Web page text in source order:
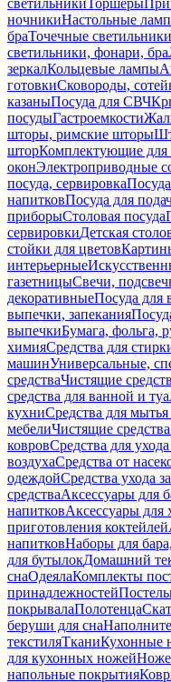
светильникиТоршеры
ночникиНастольные
браТочечные светильники
светильники, фонари, бра
зеркалКольцевые лампы
готовкиСковороды,
казаныПосуда для СВЧ
посудыГастроемкости
шторы, римские шторы
шторКомплектующие для
оконЭлектроприводные
посуда, сервировка
напитковПосуда для
приборыСтоловая посуда
сервировкиДетская
стойки для цветов
интерьерные
газетницыСвечи,
декоративныеПосуда для
выпечки, запекания
выпечкиБумага, фольга,
химияСредства для
машинУниверсальные,
средстваЧистящие
средства для ванной и
кухниСредства для
мебелиЧистящие
ковровСредства для
воздухаСредства от
одеждойСредства ухода
средстваАксессуары для
напитковАксессуары для
приготовления коктейлей
напитковНаборы для
для бутылокДомашний
снаОдеялаКомплекты
принадлежностей
покрывалаПолотенца
беруши для сна
текстиляТканиКухонные
для кухонных ножей
напольные покрытия